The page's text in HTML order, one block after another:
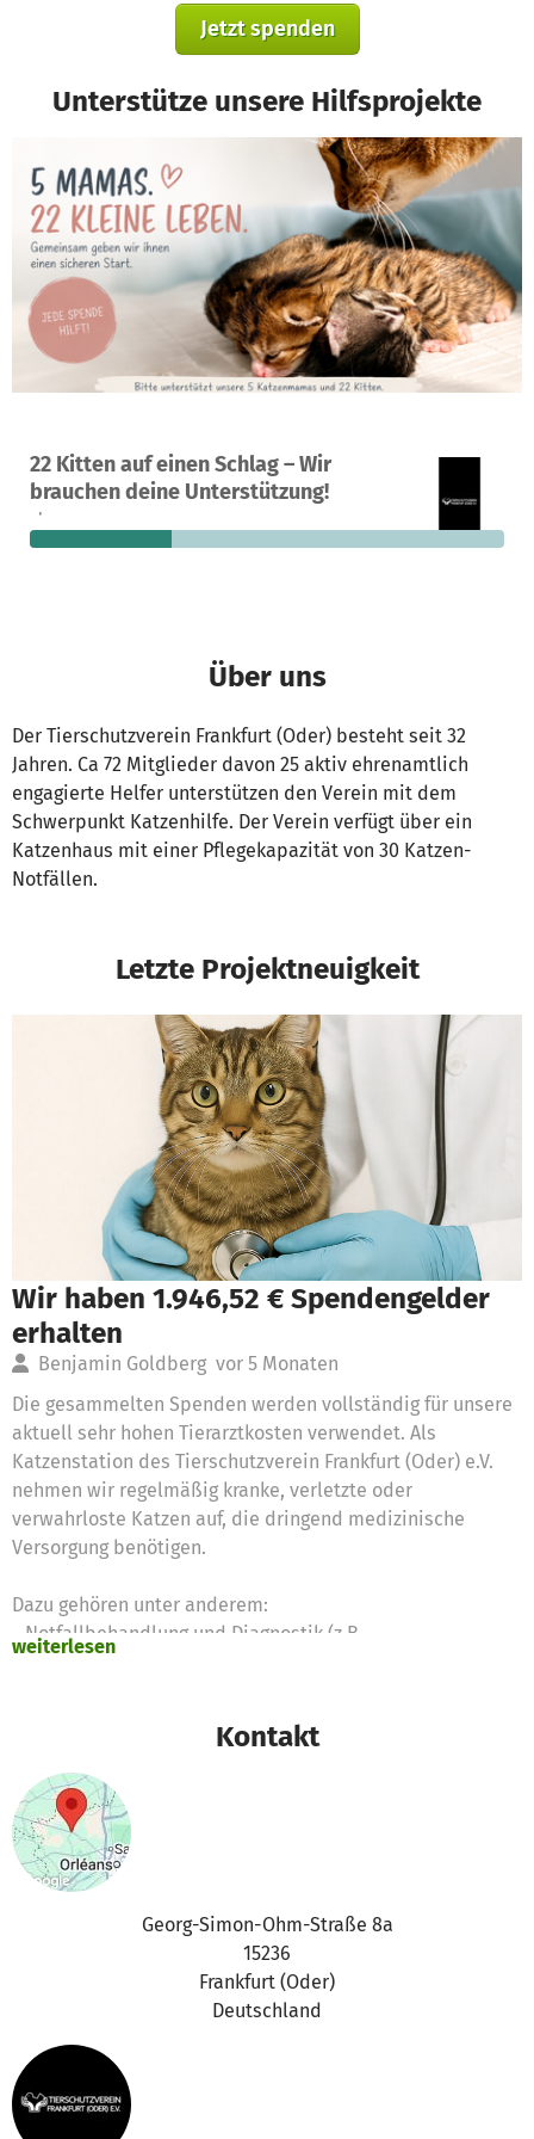
Jetzt spenden
Unterstütze unsere Hilfsprojekte
22 Kitten auf einen Schlag – Wir
brauchen deine Unterstützung!
Ein Projekt in Frankfurt (Oder), Deutschland
26 30 %
fehlen noch
Über uns
Der Tierschutzverein Frankfurt (Oder) besteht seit 32
Jahren. Ca 72 Mitglieder davon 25 aktiv ehrenamtlich
engagierte Helfer unterstützen den Verein mit dem
Schwerpunkt Katzenhilfe. Der Verein verfügt über ein
Katzenhaus mit einer Pflegekapazität von 30 Katzen-
Notfällen.
Letzte Projektneuigkeit
Wir haben 1.946,52 € Spendengelder
erhalten
Benjamin Goldberg vor 5 Monaten
Die gesammelten Spenden werden vollständig für unsere
aktuell sehr hohen Tierarztkosten verwendet. Als
Katzenstation des Tierschutzverein Frankfurt (Oder) e.V.
nehmen wir regelmäßig kranke, verletzte oder
verwahrloste Katzen auf, die dringend medizinische
Versorgung benötigen.
Dazu gehören unter anderem:
- Notfallbehandlung und Diagnostik (z.B.
- Impfungen und Parasitenbehandlungen
- Zahnbehandlungen
- Medikamente sowie Nachsorge
Viele der aufgenommenen Tiere kommen in einem
schlechten gesundheitlichen Zustand zu uns und
benötigen intensive tierärztliche Betreuung, bevor sie
vermittelt werden können. Die dadurch entstehenden
Kosten sind für unseren rein ehrenamtlich geführten
Verein eine große finanzielle Belastung. Unser Verein
Mit eurer Unterstützung können wir sicherstellen, dass
jede Katze die notwendige medizinische Versorgung
erhält - unabhängig davon, wie hoch die
weiterlesen
Kontakt
Georg-Simon-Ohm-Straße 8a
15236
Frankfurt (Oder)
Deutschland